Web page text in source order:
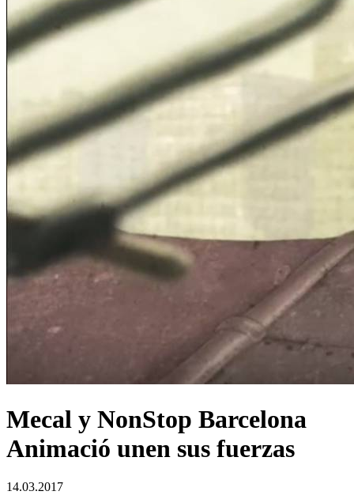
Mecal y NonStop Barcelona
Animació unen sus fuerzas
14.03.2017